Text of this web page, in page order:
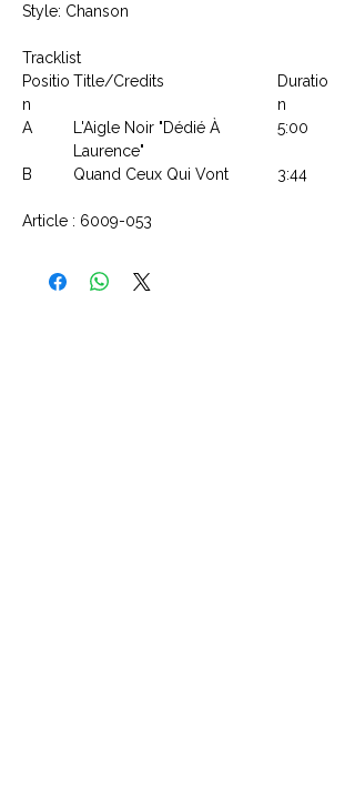
Style: Chanson
Tracklist
Positio
n
Title/Credits
Duratio
n
A
L'Aigle Noir "Dédié À
Laurence"
5:00
B Quand Ceux Qui Vont 3:44
Article : 6009-053